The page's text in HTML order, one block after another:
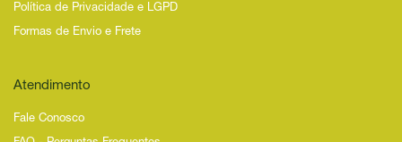
Política de Privacidade e LGPD
Formas de Envio e Frete
Atendimento
Fale Conosco